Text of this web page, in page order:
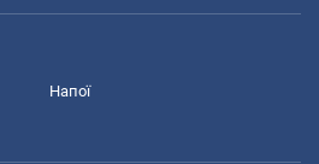
Напої